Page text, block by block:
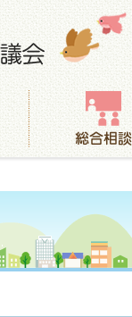
総合相談